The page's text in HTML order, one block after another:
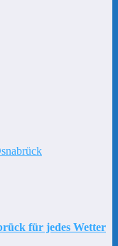
für jedes Wetter